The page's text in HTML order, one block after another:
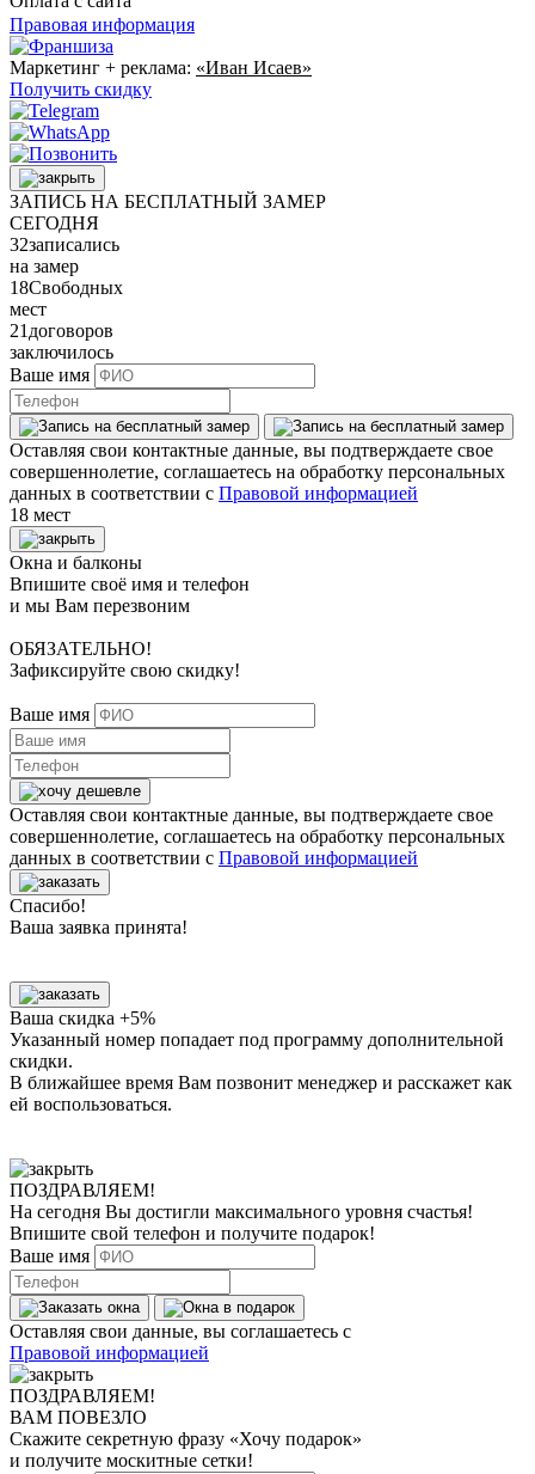
Правовая информация
Маркетинг + реклама: «Иван Исаев»
Получить скидку
ЗАПИСЬ НА БЕСПЛАТНЫЙ ЗАМЕР
СЕГОДНЯ
32записались
на замер
18Свободных
мест
21 договоров
заключилось
Ваше имя
Оставляя свои контактные данные, вы подтверждаете свое
совершеннолетие, соглашаетесь на обработку персональных
данных в соответствии с Правовой информацией
18 мест
Окна и балконы
Впишите своё имя и телефон
и мы Вам перезвоним
ОБЯЗАТЕЛЬНО!
Зафиксируйте свою скидку!
Ваше имя
Оставляя свои контактные данные, вы подтверждаете свое
совершеннолетие, соглашаетесь на обработку персональных
данных в соответствии с Правовой информацией
Спасибо!
Ваша заявка принята!
Ваша скидка +5%
Указанный номер попадает под программу дополнительной
скидки.
В ближайшее время Вам позвонит менеджер и расскажет как
ей воспользоваться.
ПОЗДРАВЛЯЕМ!
На сегодня Вы достигли максимального уровня счастья!
Впишите свой телефон и получите подарок!
Ваше имя
Оставляя свои данные, вы соглашаетесь с
Правовой информацией
ПОЗДРАВЛЯЕМ!
ВАМ ПОВЕЗЛО
Скажите секретную фразу «Хочу подарок»
и получите москитные сетки!